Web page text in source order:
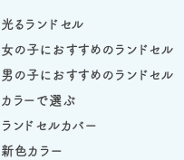
光るランドセル
女の子におすすめのランドセル
男の子におすすめのランドセル
カラーで選ぶ
ランドセルカバー
新色カラー